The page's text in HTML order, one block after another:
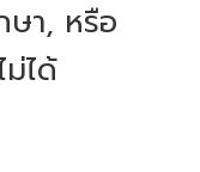
า, หรือ
ได้